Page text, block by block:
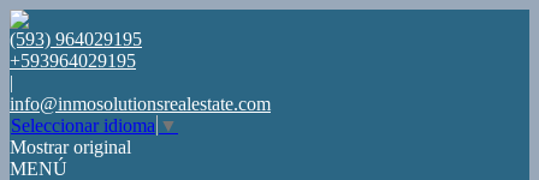
(593) 964029195
+593964029195
|
info@inmosolutionsrealestate.com
Seleccionar idioma ▼
Mostrar original
MENÚ